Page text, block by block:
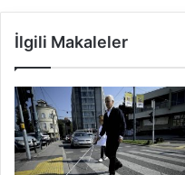
İlgili Makaleler